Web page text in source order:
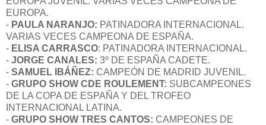
EUROPA.
- PAULA NARANJO: PATINADORA INTERNACIONAL.
VARIAS VECES CAMPEONA DE ESPAÑA.
- ELISA CARRASCO: PATINADORA INTERNACIONAL.
- JORGE CANALES: 3º DE ESPAÑA CADETE.
- SAMUEL IBÁÑEZ: CAMPEÓN DE MADRID JUVENIL.
- GRUPO SHOW CDE ROULEMENT: SUBCAMPEONES
DE LA COPA DE ESPAÑA Y DEL TROFEO
INTERNACIONAL LATINA.
- GRUPO SHOW TRES CANTOS: CAMPEONES DE